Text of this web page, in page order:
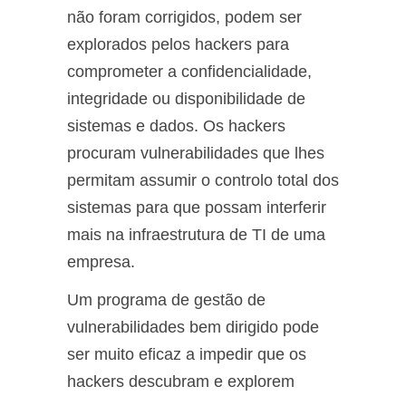
não foram corrigidos, podem ser
explorados pelos hackers para
comprometer a confidencialidade,
integridade ou disponibilidade de
sistemas e dados. Os hackers
procuram vulnerabilidades que lhes
permitam assumir o controlo total dos
sistemas para que possam interferir
mais na infraestrutura de TI de uma
empresa.
Um programa de gestão de
vulnerabilidades bem dirigido pode
ser muito eficaz a impedir que os
hackers descubram e explorem